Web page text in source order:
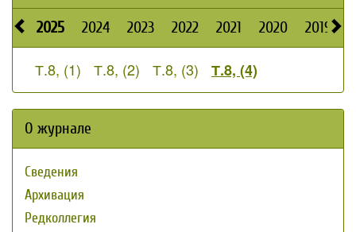
2025 2024 2023 2022 2021 2020 2019
Т.8, (1) Т.8, (2) Т.8, (3) Т.8, (4)
О журнале
Сведения
Архивация
Редколлегия